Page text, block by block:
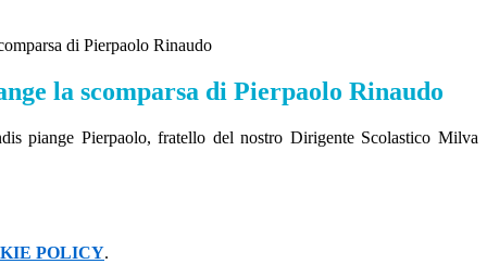
di Pierpaolo Rinaudo
la scomparsa di Pierpaolo Rinaudo
piange Pierpaolo, fratello del nostro Dirigente Scolastico Milva
POLICY.